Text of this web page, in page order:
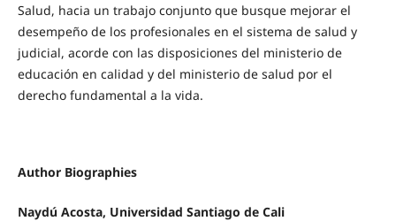
Salud, hacia un trabajo conjunto que busque mejorar el
desempeño de los profesionales en el sistema de salud y
judicial, acorde con las disposiciones del ministerio de
educación en calidad y del ministerio de salud por el
derecho fundamental a la vida.
Author Biographies
Naydú Acosta, Universidad Santiago de Cali